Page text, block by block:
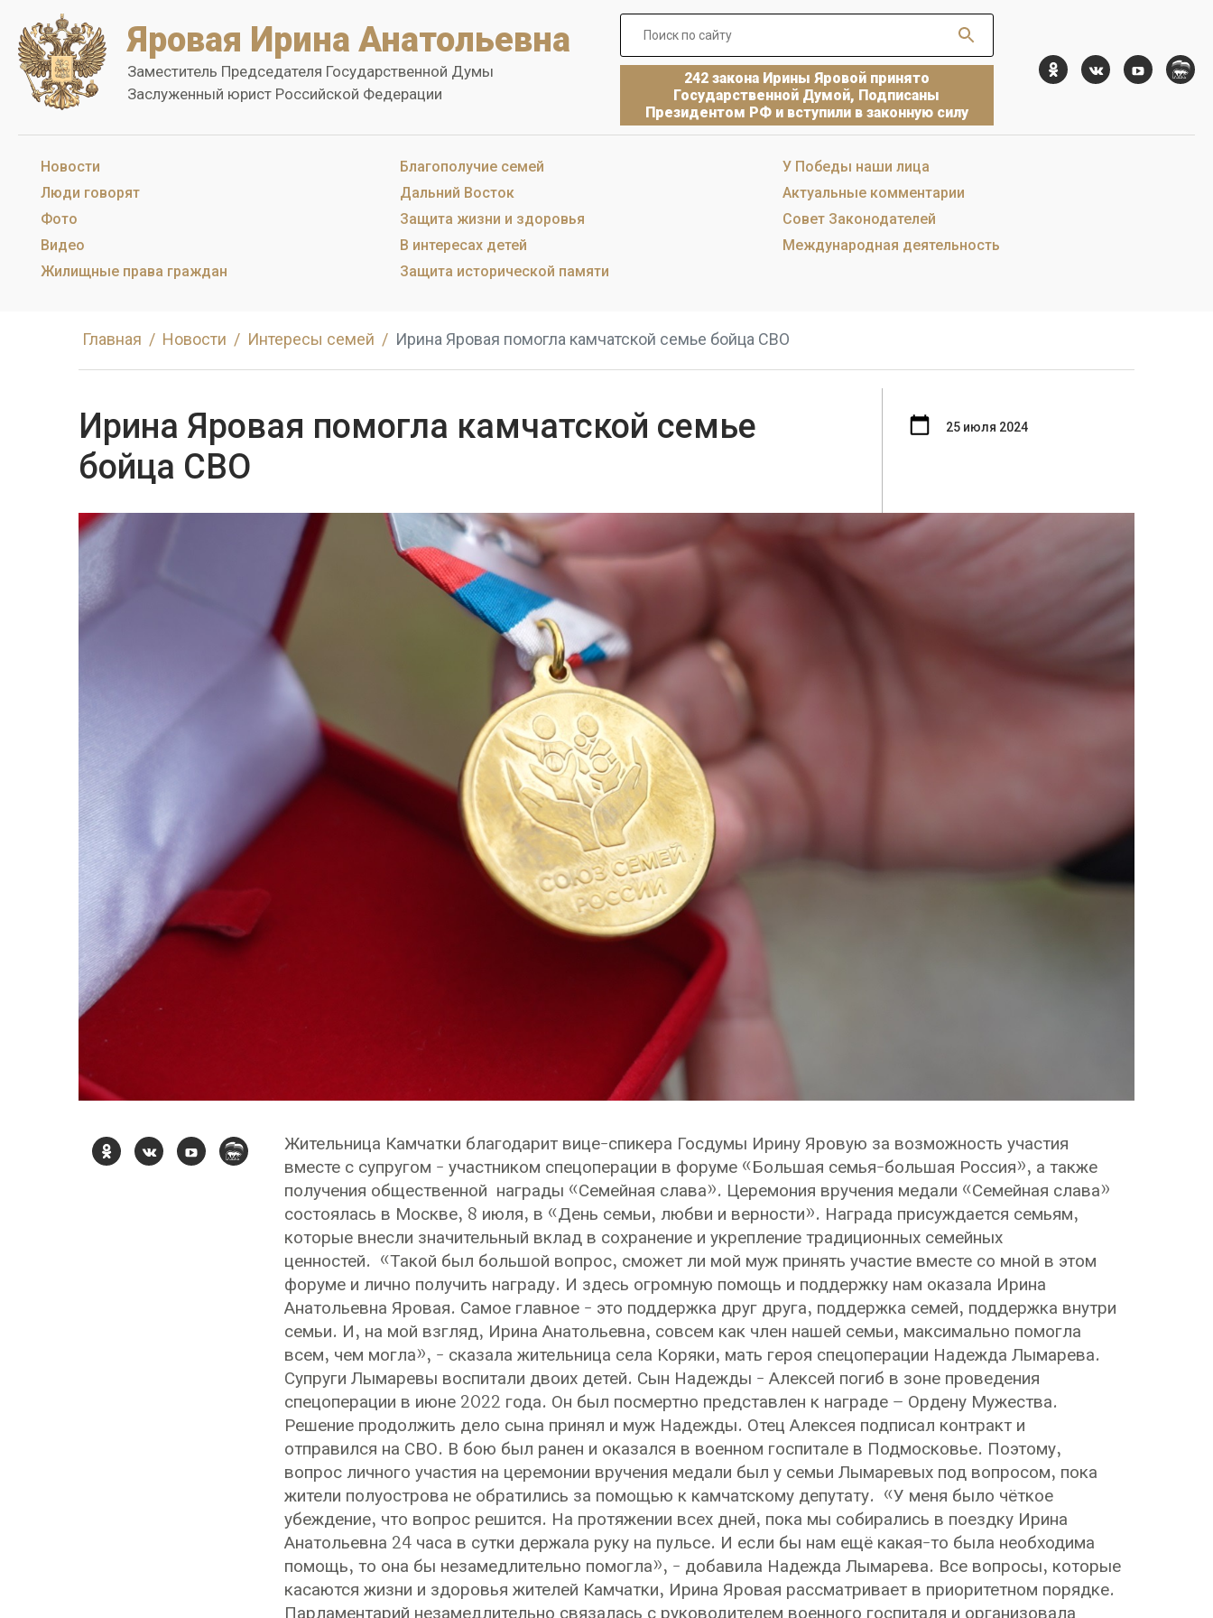
Яровая Ирина Анатольевна
Заместитель Председателя Государственной Думы
Заслуженный юрист Российской Федерации
242 закона Ирины Яровой принято
Государственной Думой, Подписаны
Президентом РФ и вступили в законную силу
Новости
Люди говорят
Фото
Видео
Жилищные права граждан
Благополучие семей
Дальний Восток
Защита жизни и здоровья
В интересах детей
Защита исторической памяти
У Победы наши лица
Актуальные комментарии
Совет Законодателей
Международная деятельность
Главная Новости Интересы семей Ирина Яровая помогла камчатской семье бойца СВО
Ирина Яровая помогла камчатской семье
бойца СВО
25 июля 2024
Жительница Камчатки благодарит вице-спикера Госдумы Ирину Яровую за возможность участия
вместе с супругом - участником спецоперации в форуме «Большая семья-большая Россия», а также
получения общественной награды «Семейная слава». Церемония вручения медали «Семейная слава»
состоялась в Москве, 8 июля, в «День семьи, любви и верности». Награда присуждается семьям,
которые внесли значительный вклад в сохранение и укрепление традиционных семейных
ценностей. «Такой был большой вопрос, сможет ли мой муж принять участие вместе со мной в этом
форуме и лично получить награду. И здесь огромную помощь и поддержку нам оказала Ирина
Анатольевна Яровая. Самое главное - это поддержка друг друга, поддержка семей, поддержка внутри
семьи. И, на мой взгляд, Ирина Анатольевна, совсем как член нашей семьи, максимально помогла
всем, чем могла», - сказала жительница села Коряки, мать героя спецоперации Надежда Лымарева.
Супруги Лымаревы воспитали двоих детей. Сын Надежды - Алексей погиб в зоне проведения
спецоперации в июне 2022 года. Он был посмертно представлен к награде – Ордену Мужества.
Решение продолжить дело сына принял и муж Надежды. Отец Алексея подписал контракт и
отправился на СВО. В бою был ранен и оказался в военном госпитале в Подмосковье. Поэтому,
вопрос личного участия на церемонии вручения медали был у семьи Лымаревых под вопросом, пока
жители полуострова не обратились за помощью к камчатскому депутату. «У меня было чёткое
убеждение, что вопрос решится. На протяжении всех дней, пока мы собирались в поездку Ирина
Анатольевна 24 часа в сутки держала руку на пульсе. И если бы нам ещё какая-то была необходима
помощь, то она бы незамедлительно помогла», - добавила Надежда Лымарева. Все вопросы, которые
касаются жизни и здоровья жителей Камчатки, Ирина Яровая рассматривает в приоритетном порядке.